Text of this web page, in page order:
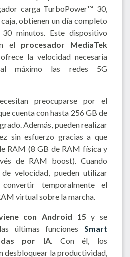
carga TurboPower™ 30,
obtienen un día completo
minutos. Este dispositivo
el procesador MediaTek
la velocidad necesaria
al máximo las redes 5G
preocuparse por el
cuenta con hasta 256 GB de
Además, pueden realizar
sin esfuerzo gracias a que
RAM (8 GB de RAM física y
de RAM boost). Cuando
velocidad, pueden utilizar
temporalmente el
virtual sobre la marcha.
con Android 15 y se
últimas funciones Smart
por IA. Con él, los
desbloquear la productividad,